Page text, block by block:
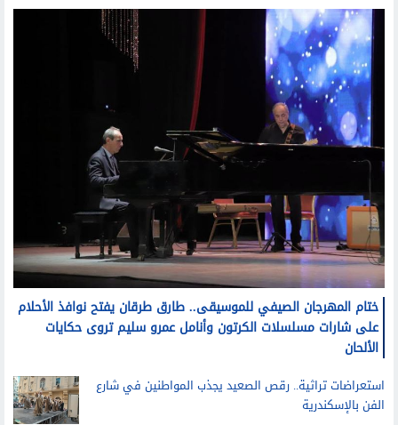
ختام المهرجان الصيفي للموسيقى.. طارق طرقان يفتح نوافذ الأحلام
على شارات مسلسلات الكرتون وأنامل عمرو سليم تروى حكايات
الألحان
استعراضات تراثية.. رقص الصعيد يجذب المواطنين في شارع
الفن بالإسكندرية